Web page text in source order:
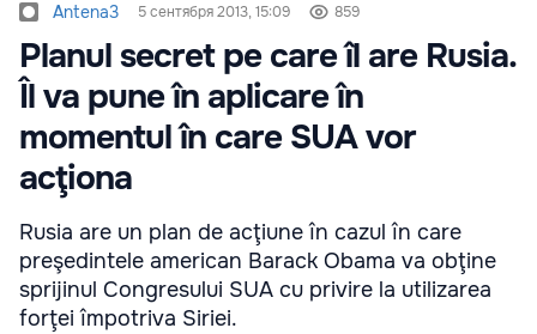
Antena3 5 сентября 2013, 15:09 859
Planul secret pe care îl are Rusia.
Îl va pune în aplicare în
momentul în care SUA vor
acţiona
Rusia are un plan de acţiune în cazul în care
preşedintele american Barack Obama va obţine
sprijinul Congresului SUA cu privire la utilizarea
forţei împotriva Siriei.